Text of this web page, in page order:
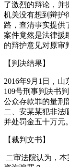
了激烈的辩论，并
机关没有想到辩护
路，查清事实提供
案件竟然是法律援
的辩护意见对原审
【判决结果】
2016年9月1日，山
109号刑事判决书
公众存款罪的量刑
二、安某某犯非法
并处罚金五十万元。
【裁判文书】
二审法院认为，